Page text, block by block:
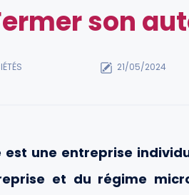
son
21/05/2024
est une entreprise
et du régime